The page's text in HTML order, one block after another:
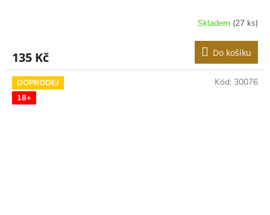
Skladem (27 ks)
135 Kč Do košíku
DOPRODEJ
18+
Kód: 30076